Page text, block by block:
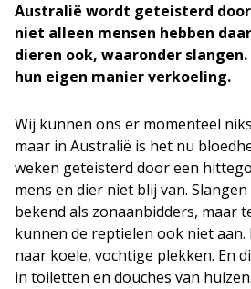
Australië wordt geteisterd
niet alleen mensen hebben
dieren ook, waaronder slangen.
hun eigen manier verkoeling.
Wij kunnen ons er momenteel
maar in Australië is het nu
weken geteisterd door een
mens en dier niet blij van.
bekend als zonaanbidders, maar
kunnen de reptielen ook niet aan.
naar koele, vochtige plekken. En
in toiletten en douches van